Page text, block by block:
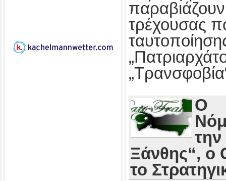
τρέχουσας
Ο
Ξάνθης“, ο
το